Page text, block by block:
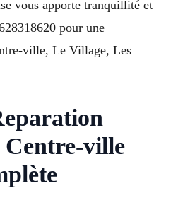
vous apporte tranquillité et
pour une
ville, Le Village, Les
ville